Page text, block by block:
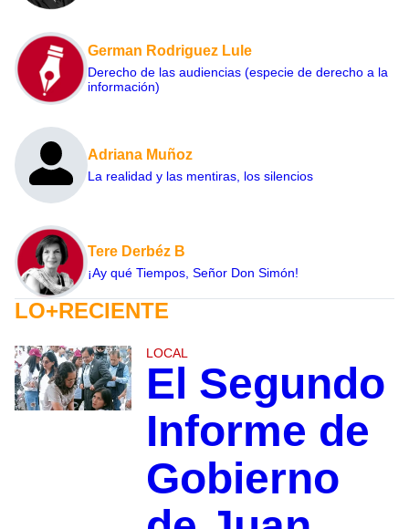
German Rodriguez Lule
Derecho de las audiencias (especie de derecho a la
información)
Adriana Muñoz
La realidad y las mentiras, los silencios
Tere Derbéz B
¡Ay qué Tiempos, Señor Don Simón!
LO+RECIENTE
LOCAL
El Segundo
Informe de
Gobierno